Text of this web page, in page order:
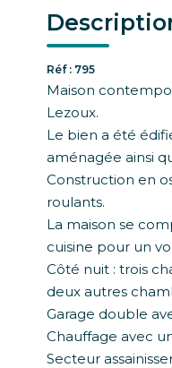
Réf : 795
Maison
Lezoux.
Le bien a été
aménagée ainsi
Construction en
roulants.
La maison se
cuisine pour un
Côté nuit : trois
deux autres
Garage double
Chauffage avec
Secteur